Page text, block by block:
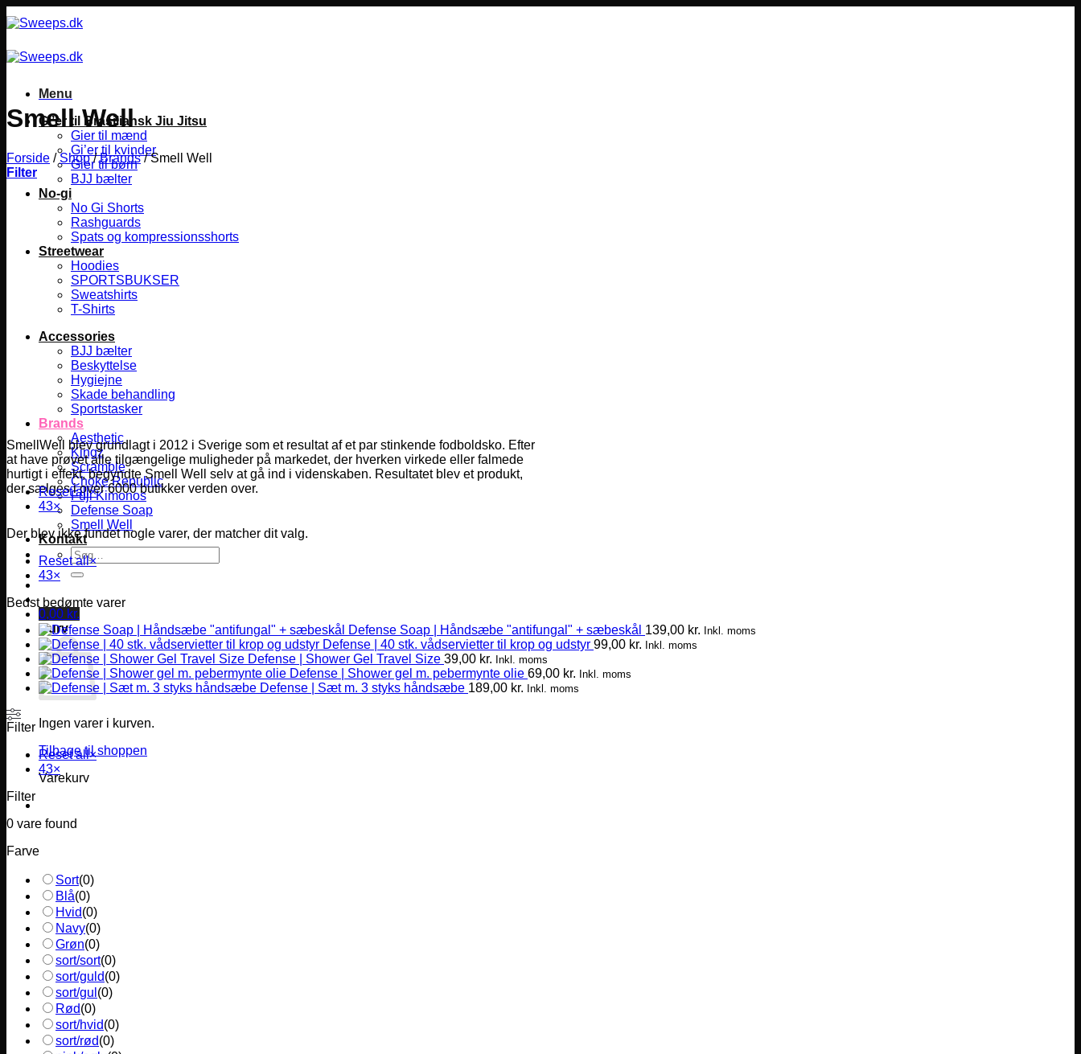
til
Menu
Gi’er til Brasiliansk Jiu Jitsu
Gier til mænd
Gi’er til kvinder
Gier til børn
BJJ bælter
No-gi
No Gi Shorts
Rashguards
Spats og kompressionsshorts
Streetwear
Hoodies
SPORTSBUKSER
Sweatshirts
T-Shirts
Accessories
BJJ bælter
Beskyttelse
Hygiejne
Skade behandling
Sportstasker
Brands
Aesthetic
Kingz
Scramble
Choke Republic
Fuji Kimonos
Defense Soap
Smell Well
Kontakt
Søg
efter:
0,00 kr.
Kurv
Ingen varer i kurven.
Tilbage til shoppen
Varekurv
Smell Well
Forside / Shop / Brands /Smell Well
Filter
SmellWell blev grundlagt i 2012 i Sverige som et resultat af et par stinkende fodboldsko. Efter
at have prøvet alle tilgængelige muligheder på markedet, der hverken virkede eller falmede
hurtigt i effekt, begyndte Smell Well selv at gå ind i videnskaben. Resultatet blev et produkt,
der sælges i over 6000 butikker verden over.
Reset all×
43×
Der blev ikke fundet nogle varer, der matcher dit valg.
Reset all×
43×
Bedst bedømte varer
Defense Soap | Håndsæbe "antifungal" + sæbeskål 139,00 kr. Inkl. moms
Defense | 40 stk. vådservietter til krop og udstyr 99,00 kr. Inkl. moms
Defense | Shower Gel Travel Size 39,00 kr. Inkl. moms
Defense | Shower gel m. pebermynte olie 69,00 kr. Inkl. moms
Defense | Sæt m. 3 styks håndsæbe 189,00 kr. Inkl. moms
Filter
Reset all×
43×
Filter
0 vare found
Farve
Sort(0)
Blå(0)
Hvid(0)
Navy(0)
Grøn(0)
sort/sort(0)
sort/guld(0)
sort/gul (0)
Rød(0)
sort/hvid(0)
sort/rød(0)